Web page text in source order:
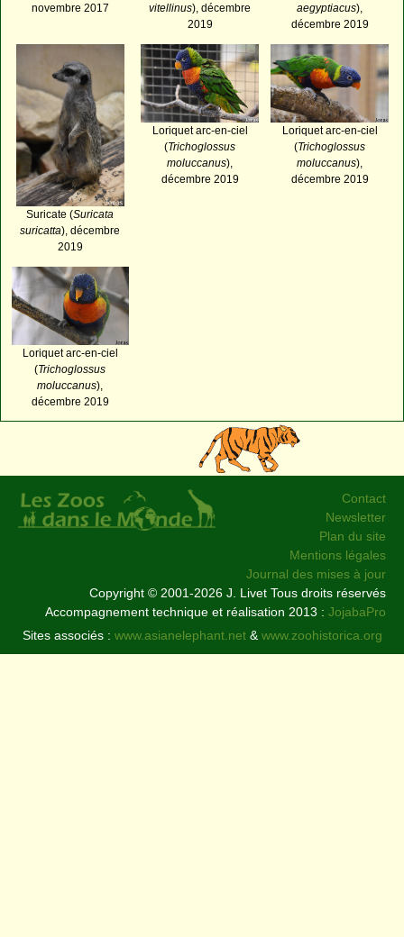
novembre 2017
vitellinus), décembre
2019
aegyptiacus),
décembre 2019
Suricate (Suricata
suricatta), décembre
2019
Loriquet arc-en-ciel
(Trichoglossus
moluccanus),
décembre 2019
Loriquet arc-en-ciel
(Trichoglossus
moluccanus),
décembre 2019
Loriquet arc-en-ciel
(Trichoglossus
moluccanus),
décembre 2019
Contact
Newsletter
Plan du site
Mentions légales
Journal des mises à jour
Copyright © 2001-2026 J. Livet Tous droits réservés
Accompagnement technique et réalisation 2013 : JojabaPro
Sites associés : www.asianelephant.net& www.zoohistorica.org